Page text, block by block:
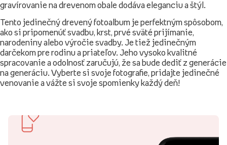
gravírovanie na drevenom obale dodáva eleganciu a štýl.
Tento jedinečný drevený fotoalbum je perfektným spôsobom,
ako si pripomenúť svadbu, krst, prvé sväté prijímanie,
narodeniny alebo výročie svadby. Je tiež jedinečným
darčekom pre rodinu a priateľov. Jeho vysoko kvalitné
spracovanie a odolnosť zaručujú, že sa bude dediť z generácie
na generáciu. Vyberte si svoje fotografie, pridajte jedinečné
venovanie a vážte si svoje spomienky každý deň!